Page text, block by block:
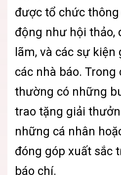
được tổ chức
động như hội thảo,
lãm, và các sự
các nhà báo. Trong
thường có những
trao tặng giải
những cá nhân
đóng góp xuất sắc
báo chí.